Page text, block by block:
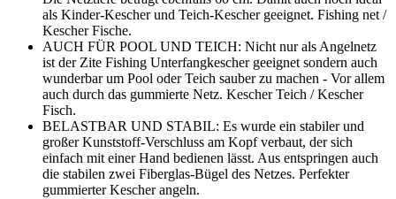
als Kinder-Kescher und Teich-Kescher geeignet. Fishing net /
Kescher Fische.
AUCH FÜR POOL UND TEICH: Nicht nur als Angelnetz
ist der Zite Fishing Unterfangkescher geeignet sondern auch
wunderbar um Pool oder Teich sauber zu machen - Vor allem
auch durch das gummierte Netz. Kescher Teich / Kescher
Fisch.
BELASTBAR UND STABIL: Es wurde ein stabiler und
großer Kunststoff-Verschluss am Kopf verbaut, der sich
einfach mit einer Hand bedienen lässt. Aus entspringen auch
die stabilen zwei Fiberglas-Bügel des Netzes. Perfekter
gummierter Kescher angeln.